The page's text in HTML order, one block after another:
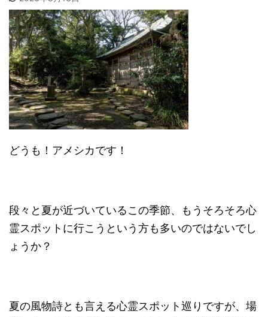
どうも！アメシカです！
段々と夏が近づいているこの季節、もうそろそろ心
霊スポットに行こうという方も多いのではないでし
ょうか？
夏の風物詩とも言える心霊スポット巡りですが、場